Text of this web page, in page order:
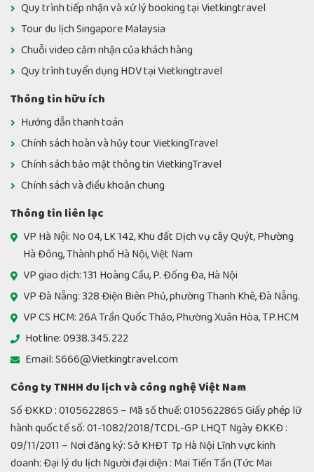
Quy trình tiếp nhận và xử lý booking tại Vietkingtravel
Tour du lịch Singapore Malaysia
Chuỗi video cảm nhận của khách hàng
Quy trình tuyển dụng HDV tại Vietkingtravel
Thông tin hữu ích
Hướng dẫn thanh toán
Chính sách hoàn và hủy tour VietkingTravel
Chính sách bảo mật thông tin VietkingTravel
Chính sách và điều khoản chung
Thông tin liên lạc
VP Hà Nội: No 04, LK 142, Khu đất Dịch vụ cây Quýt, Phường
Hà Đông, Thành phố Hà Nội, Việt Nam
VP giao dịch: 131 Hoàng Cầu, P. Đống Đa, Hà Nội
VP Đà Nẵng: 328 Điện Biên Phủ, phường Thanh Khê, Đà Nẵng.
VP CS HCM: 26A Trần Quốc Thảo, Phường Xuân Hòa, TP.HCM
Hotline: 0938.345.222
Email: S666@Vietkingtravel.com
Công ty TNHH du lịch và công nghệ Việt Nam
Số ĐKKD : 0105622865 – Mã số thuế: 0105622865 Giấy phép lữ
hành quốc tế số: 01-1082/2018/TCDL-GP LHQT Ngày ĐKKĐ :
09/11/2011 – Nơi đăng ký: Sở KHĐT Tp Hà Nội Lĩnh vực kinh
doanh: Đại lý du lịch Người đại diện : Mai Tiến Tần (Tức Mai